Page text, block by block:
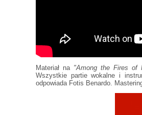
Materiał na "Among the Fires of
Wszystkie partie wokalne i
odpowiada Fotis Benardo.